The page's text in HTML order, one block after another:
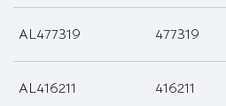
AL477319 477319
AL416211 416211